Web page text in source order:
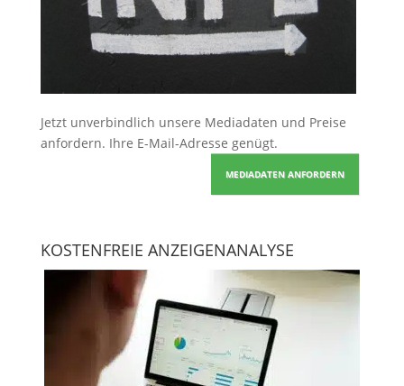
Jetzt unverbindlich unsere Mediadaten und Preise
anfordern. Ihre E-Mail-Adresse genügt.
MEDIADATEN ANFORDERN
KOSTENFREIE ANZEIGENANALYSE